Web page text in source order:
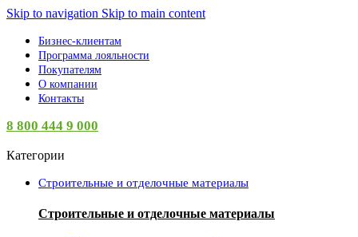
Skip to navigation Skip to main content
Бизнес-клиентам
Программа лояльности
Покупателям
О компании
Контакты
8 800 444 9 000
Категории
Строительные и отделочные материалы
Строительные и отделочные материалы